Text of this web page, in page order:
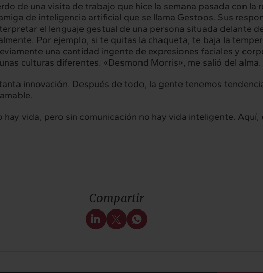
de una visita de trabajo que hice la semana pasada con la
de inteligencia artificial que se llama Gestoos. Sus
el lenguaje gestual de una persona situada delante
Por ejemplo, si te quitas la chaqueta, te baja la
una cantidad ingente de expresiones faciales y
culturas diferentes. «Desmond Morris», me salió del
innovación. Después de todo, la gente tenemos
hay vida, pero sin comunicación no hay vida inteligente.
Compartir